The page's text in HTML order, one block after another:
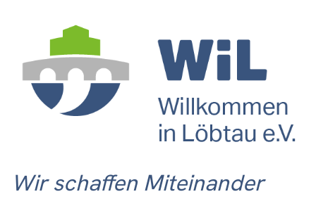
Wir schaffen Miteinander